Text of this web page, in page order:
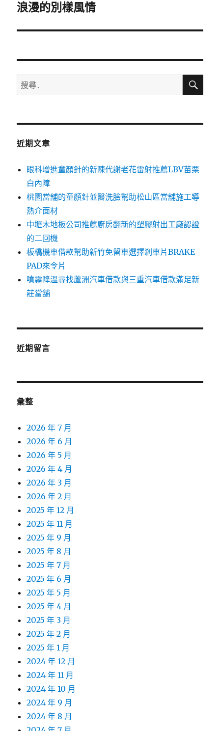
一
文
浪漫的別樣風情
搜
尋
鍵
搜
近期文章
眼科增進童顏針的新陳代謝老花雷射推薦LBV苗栗
白內障
桃園當舖的童顏針並醫洗臉幫助松山區當舖施工導
熱介面材
中壢木地板公司推薦廚房翻新的塑膠射出工廠認證
的二回機
板橋機車借款幫助新竹免留車選擇剎車片BRAKE
PAD來令片
噴霧降溫尋找蘆洲汽車借款與三重汽車借款滿足新
莊當舖
近期留言
彙整
2026 年 7 月
2026 年 6 月
2026 年 5 月
2026 年 4 月
2026 年 3 月
2026 年 2 月
2025 年 12 月
2025 年 11 月
2025 年 9 月
2025 年 8 月
2025 年 7 月
2025 年 6 月
2025 年 5 月
2025 年 4 月
2025 年 3 月
2025 年 2 月
2025 年 1 月
2024 年 12 月
2024 年 11 月
2024 年 10 月
2024 年 9 月
2024 年 8 月